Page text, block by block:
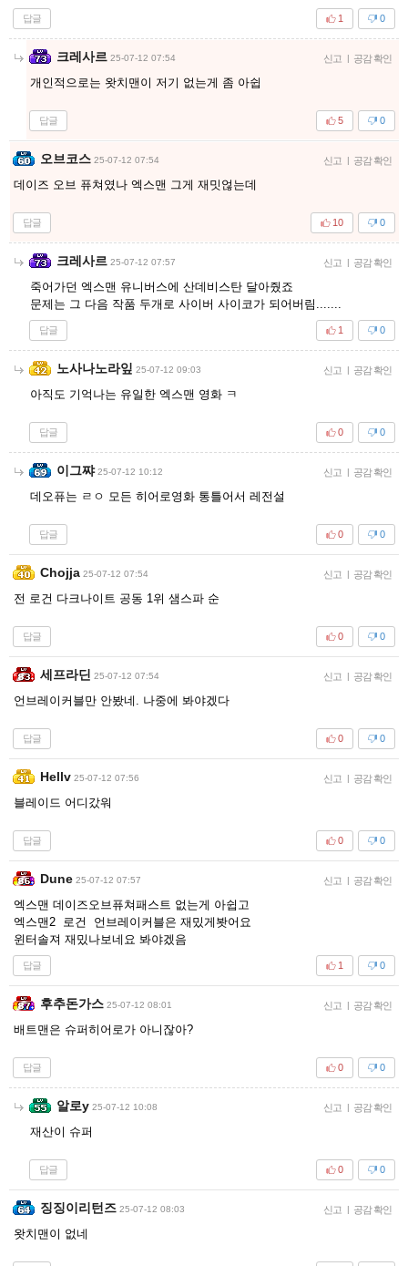
답글 0
1
크레사르 25-07-12 07:54 신고 | 공감 확인
개인적으로는 왓치맨이 저기 없는게 좀 아쉽
답글 0
5
오브코스 25-07-12 07:54 신고 | 공감 확인
데이즈 오브 퓨쳐였나 엑스맨 그게 재밋얺는데
답글 0
10
크레사르 25-07-12 07:57 신고 | 공감 확인
죽어가던 엑스맨 유니버스에 산데비스탄 달아줬죠
문제는 그 다음 작품 두개로 사이버 사이코가 되어버림.......
답글 0
1
노사나노라잎 25-07-12 09:03 신고 | 공감 확인
아직도 기억나는 유일한 엑스맨 영화 ㅋ
답글 0
0
이그쨔 25-07-12 10:12 신고 | 공감 확인
데오퓨는 ㄹㅇ 모든 히어로영화 통틀어서 레전설
답글 0
0
Chojja 25-07-12 07:54 신고 | 공감 확인
전 로건 다크나이트 공동 1위 샘스파 순
답글 0
0
세프라딘 25-07-12 07:54 신고 | 공감 확인
언브레이커블만 안봤네. 나중에 봐야겠다
답글 0
0
Hellv 25-07-12 07:56 신고 | 공감 확인
블레이드 어디갔워
답글 0
0
Dune 25-07-12 07:57 신고 | 공감 확인
엑스맨 데이즈오브퓨쳐패스트 없는게 아쉽고
엑스맨2 로건 언브레이커블은 재밌게봣어요
윈터솔져 재밌나보네요 봐야겠음
답글 0
1
후추돈가스 25-07-12 08:01 신고 | 공감 확인
배트맨은 슈퍼히어로가 아니잖아?
답글 0
0
알로y 25-07-12 10:08 신고 | 공감 확인
재산이 슈퍼
답글 0
0
징징이리턴즈 25-07-12 08:03 신고 | 공감 확인
왓치맨이 없네